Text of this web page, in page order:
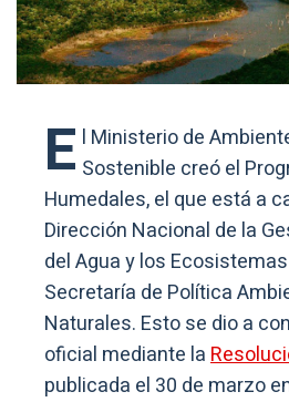
E l Ministerio de
Sostenible creó el
Humedales, el que está a
Dirección Nacional de la
del Agua y los
Secretaría de Política
Naturales. Esto se dio a
oficial mediante la
publicada el 30 de marzo